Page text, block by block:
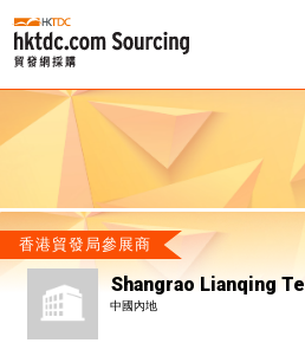
香港貿發局參展商
Shangrao Lianqing
中國內地